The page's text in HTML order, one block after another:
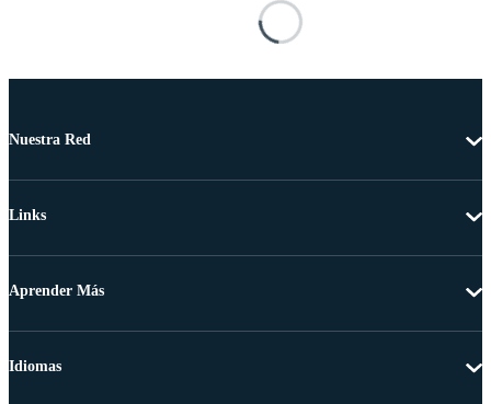
Nuestra Red
Links
Aprender Más
Idiomas